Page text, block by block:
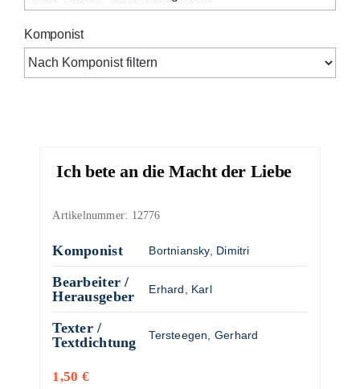
Ich bete an die Macht der Liebe
Artikelnummer: 12776
Komponist Bortniansky, Dimitri
Bearbeiter /
Herausgeber
Erhard, Karl
Texter /
Textdichtung
Tersteegen, Gerhard
1,50 €
Komponist